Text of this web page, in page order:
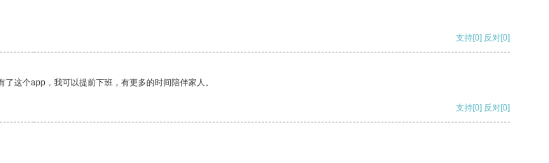
支持[0] 反对[0]
这个app，我可以提前下班，有更多的时间陪伴家人。
支持[0] 反对[0]